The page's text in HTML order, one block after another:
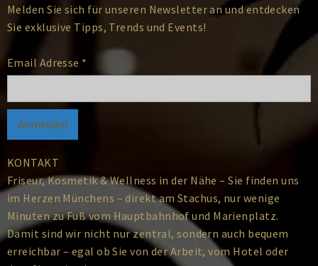
KONTAKT
Friseur, Kosmetik & Wellness in der Nähe – Sie finden uns
im Herzen Münchens – direkt am Stachus, nur wenige
Minuten zu Fuß vom Hauptbahnhof und Marienplatz.
Damit sind wir nicht nur zentral, sondern auch bequem
erreichbar – egal ob Sie von der Arbeit, vom Hotel oder
Melden Sie sich für unseren Newsletter an und entdecken
Sie exklusive Tipps, Trends und Events!
Email Adresse *